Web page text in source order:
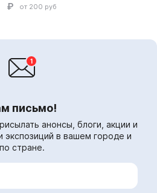
от 200 руб
письмо!
анонсы, блоги, акции и
экспозиций в вашем городе и
по стране.